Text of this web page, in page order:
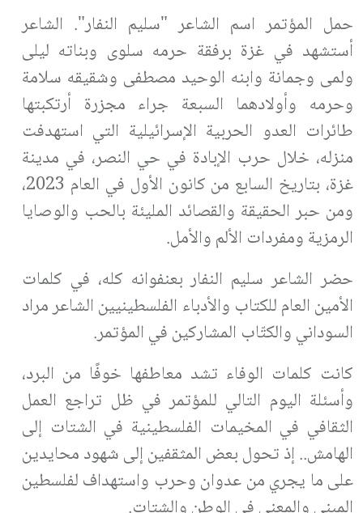
حمل المؤتمر اسم الشاعر "سليم النفار". الشاعر
أستشهد في غزة برفقة حرمه سلوى وبناته ليلى
ولمى وجمانة وابنه الوحيد مصطفى وشقيقه سلامة
وحرمه وأولادهما السبعة جراء مجزرة أرتكبتها
طائرات العدو الحربية الإسرائيلية التي استهدفت
منزله، خلال حرب الإبادة في حي النصر، في مدينة
غزة، بتاريخ السابع من كانون الأول في العام 2023،
ومن حبر الحقيقة والقصائد المليئة بالحب والوصايا
الرمزية ومفردات الألم والأمل.
حضر الشاعر سليم النفار بعنفوانه كله، في كلمات
الأمين العام للكتاب والأدباء الفلسطينيين الشاعر مراد
السوداني والكتّاب المشاركين في المؤتمر.
كانت كلمات الوفاء تشد معاطفها خوفًا من البرد،
وأسئلة اليوم التالي للمؤتمر في ظل تراجع العمل
الثقافي في المخيمات الفلسطينية في الشتات إلى
الهامش.. إذ تحول بعض المثقفين إلى شهود محايدين
على ما يجري من عدوان وحرب واستهداف لفلسطين